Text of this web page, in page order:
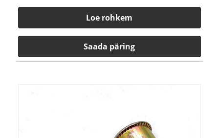
Loe rohkem
Saada päring